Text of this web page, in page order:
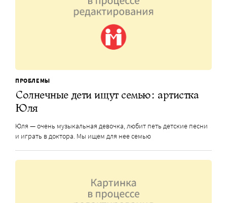
ПРОБЛЕМЫ
Солнечные дети ищут семью: артистка
Юля
Юля — очень музыкальная девочка, любит петь детские песни
и играть в доктора. Мы ищем для нее семью